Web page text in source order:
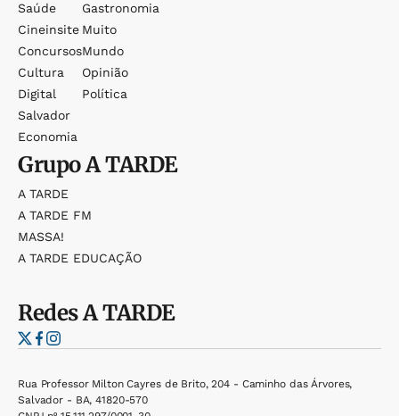
Saúde
Cineinsite
Concursos
Cultura
Digital
Salvador
Economia
Gastronomia
Muito
Mundo
Opinião
Política
GrupoA TARDE
A TARDE
A TARDE FM
MASSA!
A TARDE EDUCAÇÃO
RedesA TARDE
Rua Professor Milton Cayres de Brito, 204 - Caminho das Árvores,
Salvador - BA, 41820-570